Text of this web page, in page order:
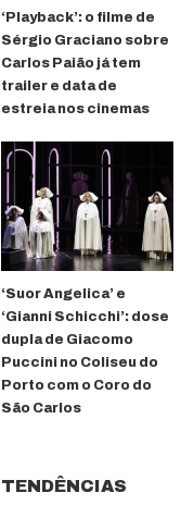
‘Playback’: o filme de
Sérgio Graciano sobre
Carlos Paião já tem
trailer e data de
estreia nos cinemas
‘Suor Angelica’ e
‘Gianni Schicchi’: dose
dupla de Giacomo
Puccini no Coliseu do
Porto com o Coro do
São Carlos
TENDÊNCIAS